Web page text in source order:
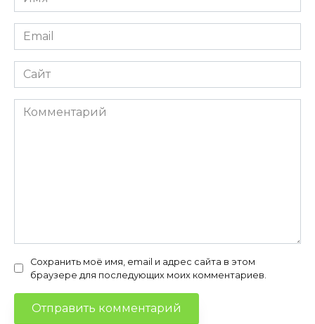
*
Email
*
Сайт
Комментарий
Сохранить моё имя, email и адрес сайта в этом
браузере для последующих моих комментариев.